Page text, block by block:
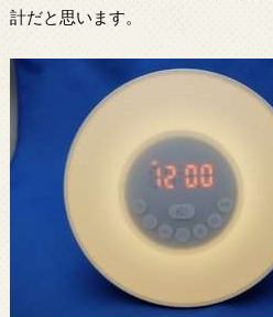
計だと思います。